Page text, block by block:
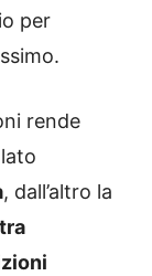
per
rende
, dall’altro la